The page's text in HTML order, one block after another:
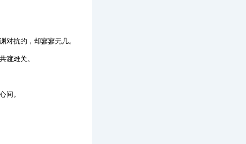
对抗的，却寥寥无几。
渡难关。
间。